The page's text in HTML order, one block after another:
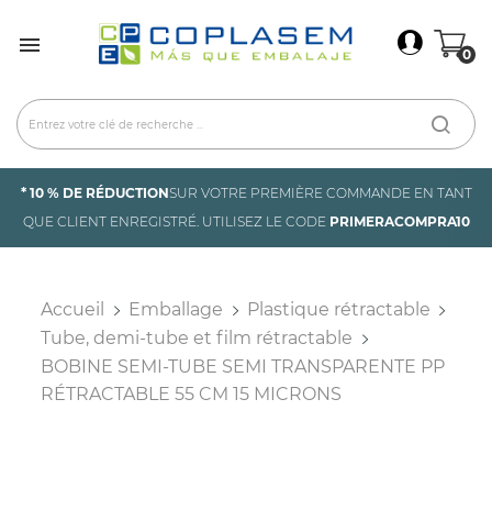
 0
* 10 % DE RÉDUCTIONSUR VOTRE PREMIÈRE COMMANDE EN TANT
QUE CLIENT ENREGISTRÉ. UTILISEZ LE CODE PRIMERACOMPRA10
Accueil Emballage
Plastique rétractable
Tube, demi-tube et film rétractable
BOBINE SEMI-TUBE SEMI TRANSPARENTE PP
RÉTRACTABLE 55 CM 15 MICRONS
Connexion ×
Annuler Connexion